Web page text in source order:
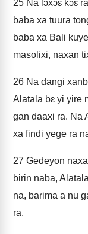
25 Na lɔxɔɛ kɔɛ
baba xa tuura
baba xa Bali
masolixi, naxan
26 Na dangi
Alatala bɛ yi yire
gan daaxi ra. Na
xa findi yege ra
27 Gedeyon
birin naba,
na, barima a nu
ra.